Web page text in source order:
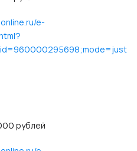
e-
рублей